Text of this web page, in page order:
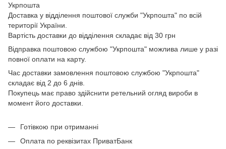
Укрпошта
Доставка у відділення поштової служби "Укрпошта" по всій
території України.
Вартість доставки до відділення складає від 30 грн
Відправка поштовою службою "Укрпошта" можлива лише у разі
повної оплати на карту.
Час доставки замовлення поштовою службою "Укрпошта"
складає від 2 до 6 днів.
Покупець має право здійснити ретельний огляд вироби в
момент його доставки.
Готівкою при отриманні
Оплата по реквізитах ПриватБанк